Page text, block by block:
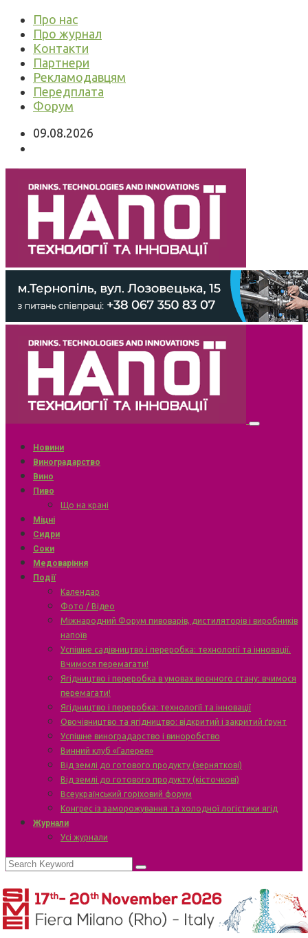
Про нас
Про журнал
Контакти
Партнери
Рекламодавцям
Передплата
Форум
09.08.2026
Новини
Виноградарство
Вино
Пиво
Що на крані
Міцні
Сидри
Соки
Медоваріння
Події
Календар
Фото / Відео
Міжнародний Форум пивоварів, дистиляторів і виробників
напоїв
Успішне садівництво і переробка: технології та інновації.
Вчимося перемагати!
Ягідництво і переробка в умовах воєнного стану: вчимося
перемагати!
Ягідництво і переробка: технології та інновації
Овочівництво та ягідництво: відкритий і закритий ґрунт
Успішне виноградарство і виноробство
Винний клуб «Галерея»
Від землі до готового продукту (зерняткові)
Від землі до готового продукту (кісточкові)
Всеукраїнський горіховий форум
Конгрес із заморожування та холодної логістики ягід
Журнали
Усі журнали